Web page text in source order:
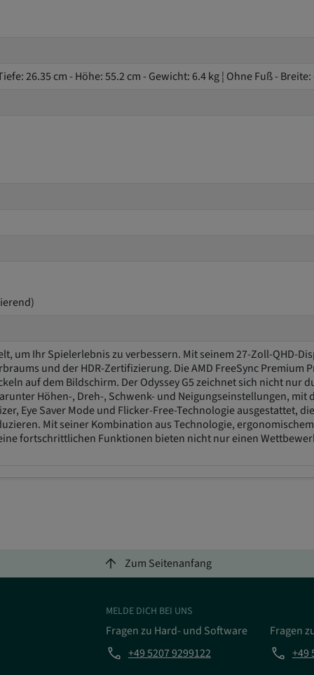
26.35 cm - Höhe: 55.2 cm - Gewicht: 6.4 kg ¦ Ohne Fuß -
um Ihr Spielerlebnis zu verbessern. Mit seinem 27-Zoll-QHD-
und der HDR-Zertifizierung. Die AMD FreeSync
auf dem Bildschirm. Der Odyssey G5 zeichnet sich nicht nur
Höhen-, Dreh-, Schwenk- und Neigungseinstellungen,
Eye Saver Mode und Flicker-Free-Technologie ausgestattet,
Mit seiner Kombination aus Technologie,
fortschrittlichen Funktionen bieten nicht nur einen
arrow_upward Zum Seitenanfang
MELDE DICH BEI UNS
Fragen zu Hard- und Software
phone +49 5207 9299122
Fragen
phone +49